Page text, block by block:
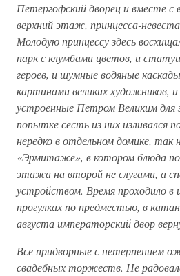
Петергофский дворец и вместе с
верхний этаж, принцесса-
Молодую принцессу здесь
парк с клумбами цветов, и
героев, и шумные водяные
картинами великих художников,
устроенные Петром Великим для
попытке сесть из них изливался
нередко в отдельном домике, так
«Эрмитаже», в котором блюда
этажа на второй не слугами, а
устройством. Время проходило в
прогулках по предместью, в
августа императорский двор
Все придворные с нетерпением
свадебных торжеств. Не